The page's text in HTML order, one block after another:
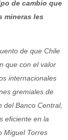
de cambio que
mineras les
de que Chile
que con el valor
internacionales
gremiales de
del Banco Central,
eficiente en la
Miguel Torres